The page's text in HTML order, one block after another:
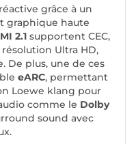
grâce à un
graphique haute
2.1 supportent CEC,
résolution Ultra HD,
De plus, une de ces
eARC, permettant
Loewe klang pour
comme le Dolby
sound avec